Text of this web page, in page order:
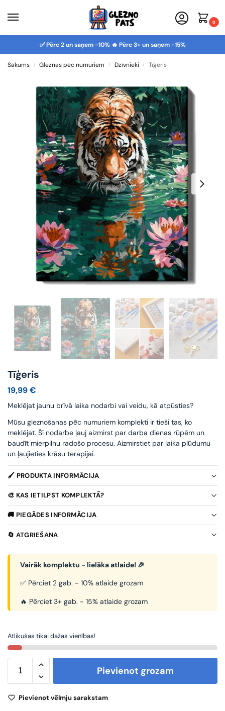
0
✅ Pērc 2 un saņem -10% 🔥 Pērc 3+ un saņem -15%
Sākums / Gleznas pēc numuriem / Dzīvnieki / Tīģeris
Tīģeris
19,99€
Meklējat jaunu brīvā laika nodarbi vai veidu, kā atpūsties?
Mūsu gleznošanas pēc numuriem komplekti ir tieši tas, ko
meklējat. Šī nodarbe ļauj aizmirst par darba dienas rūpēm un
baudīt mierpilnu radošo procesu. Aizmirstiet par laika plūdumu
un ļaujieties krāsu terapijai.
🖌️ PRODUKTA INFORMĀCIJA
🎨 KAS IETILPST KOMPLEKTĀ?
🚚 PIEGĀDES INFORMĀCIJA
🔄 ATGRIEŠANA
Vairāk komplektu - lielāka atlaide! 🎉
✅ Pērciet 2 gab. - 10% atlaide grozam
🔥 Pērciet 3+ gab. - 15% atlaide grozam
Atlikušas tikai dažas vienības!
Pievienot grozam
Pievienot vēlmju sarakstam